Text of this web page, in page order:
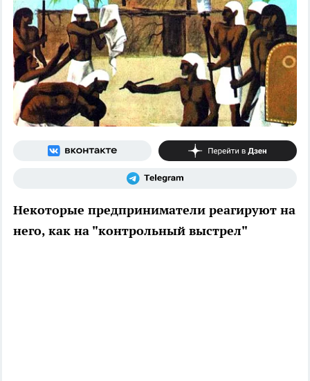
Некоторые предприниматели реагируют на
него, как на "контрольный выстрел"